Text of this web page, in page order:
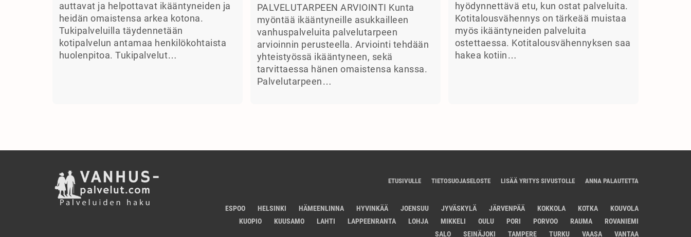
auttavat ja helpottavat ikääntyneiden ja
heidän omaistensa arkea kotona.
Tukipalveluilla täydennetään
kotipalvelun antamaa henkilökohtaista
huolenpitoa. Tukipalvelut…
PALVELUTARPEEN ARVIOINTI Kunta
myöntää ikääntyneille asukkailleen
vanhuspalveluita palvelutarpeen
arvioinnin perusteella. Arviointi tehdään
yhteistyössä ikääntyneen, sekä
tarvittaessa hänen omaistensa kanssa.
Palvelutarpeen…
hyödynnettävä etu, kun ostat palveluita.
Kotitalousvähennys on tärkeää muistaa
myös ikääntyneiden palveluita
ostettaessa. Kotitalousvähennyksen saa
hakea kotiin…
ETUSIVULLE TIETOSUOJASELOSTE LISÄÄ YRITYS SIVUSTOLLE ANNA PALAUTETTA
ESPOO HELSINKI HÄMEENLINNA HYVINKÄÄ JOENSUU JYVÄSKYLÄ JÄRVENPÄÄ KOKKOLA KOTKA
KOUVOLA
KUOPIO
KUUSAMO LAHTI LAPPEENRANTA LOHJA MIKKELI OULU PORI PORVOO RAUMA
ROVANIEMI
SALO
SEINÄJOKI TAMPERE TURKU VAASA VANTAA